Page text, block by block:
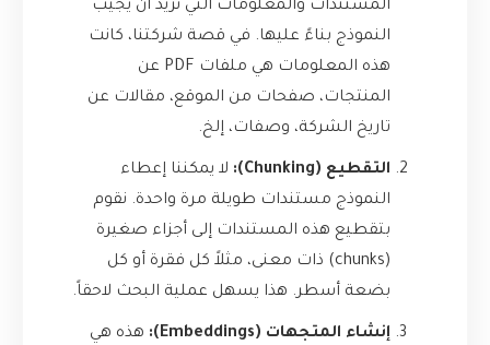
المستندات والمعلومات التي نريد أن يجيب
النموذج بناءً عليها. في قصة شركتنا، كانت
هذه المعلومات هي ملفات PDF عن
المنتجات، صفحات من الموقع، مقالات عن
تاريخ الشركة، وصفات، إلخ.
التقطيع (Chunking):
لا يمكننا إعطاء
النموذج مستندات طويلة مرة واحدة. نقوم
بتقطيع هذه المستندات إلى أجزاء صغيرة
(chunks) ذات معنى، مثلاً كل فقرة أو كل
بضعة أسطر. هذا يسهل عملية البحث لاحقاً.
إنشاء المتجهات (Embeddings):
هذه هي